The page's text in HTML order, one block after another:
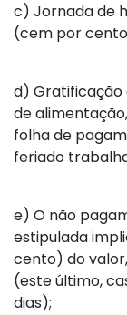
c) Jornada de
(cem por
d) Gratificação
de
folha de
feriado
e) O não
estipulada
cento) do
(este último,
dias);